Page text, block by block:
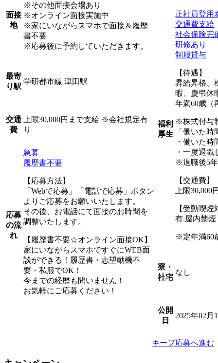
面接
地
※その他面接会場あり
※オンライン面接実施中
※家にいながらスマホで面接＆履歴
書不要
※応募後に予約していただきます。
最寄
り駅
学研都市線 津田駅
交通
費
上限30,000円まで支給 ※会社規定有
り
応募
の流
れ
急募
履歴書不要
【応募方法】
「Webで応募」「電話で応募」ボタン
よりご応募をお願いいたします。
その後、お電話にて面接のお時間を
調整いたします。
【履歴書不要☆オンライン面接OK】
家にいながらスマホですぐにWEB面
談ができる！履歴書・志望動機不
要・私服でOK！
今までの経歴も問いません！
お気軽にご応募ください！
福利
厚生
正社員登用
交通費支給
社会保険完
研修あり
制服貸与
【待遇】
昇給昇格、
暇、慶弔休
年満60歳（
※株式付与
「働いた
・働いた
・一度退
※退職後5
【交通費】
上限
【受動喫煙
有:屋内禁
※定年満60
寮・
社宅
なし
公開
日
2025年02月
キープ応募へ進む